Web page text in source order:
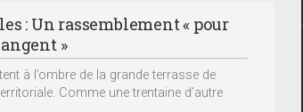
: Un rassemblement « pour
»
à l’ombre de la grande terrasse de
Comme une trentaine d’autre